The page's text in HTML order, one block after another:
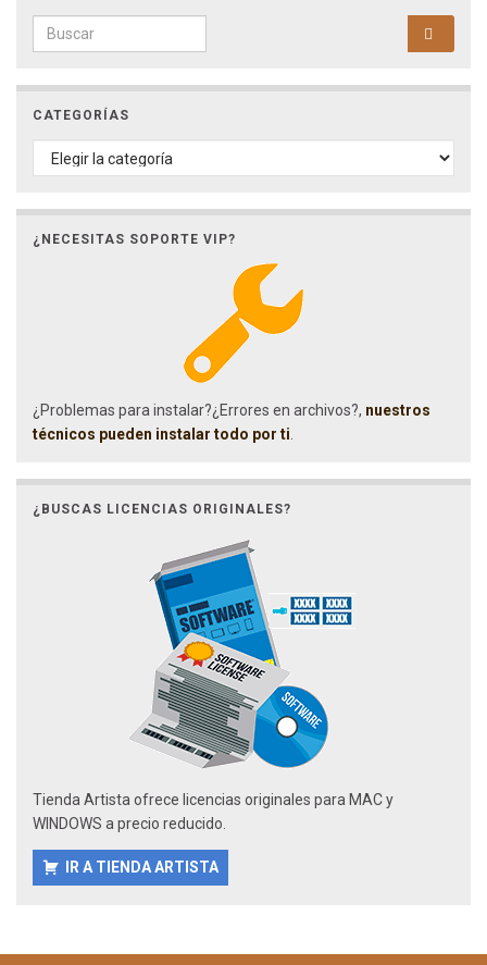
Search for:
CATEGORÍAS
CATEGORÍAS
¿NECESITAS SOPORTE VIP?
¿Problemas para instalar?¿Errores en archivos?, nuestros
técnicos pueden instalar todo por ti
¿BUSCAS LICENCIAS ORIGINALES?
Tienda Artista ofrece licencias originales para MAC y
WINDOWS a precio reducido.
IR A TIENDA ARTISTA